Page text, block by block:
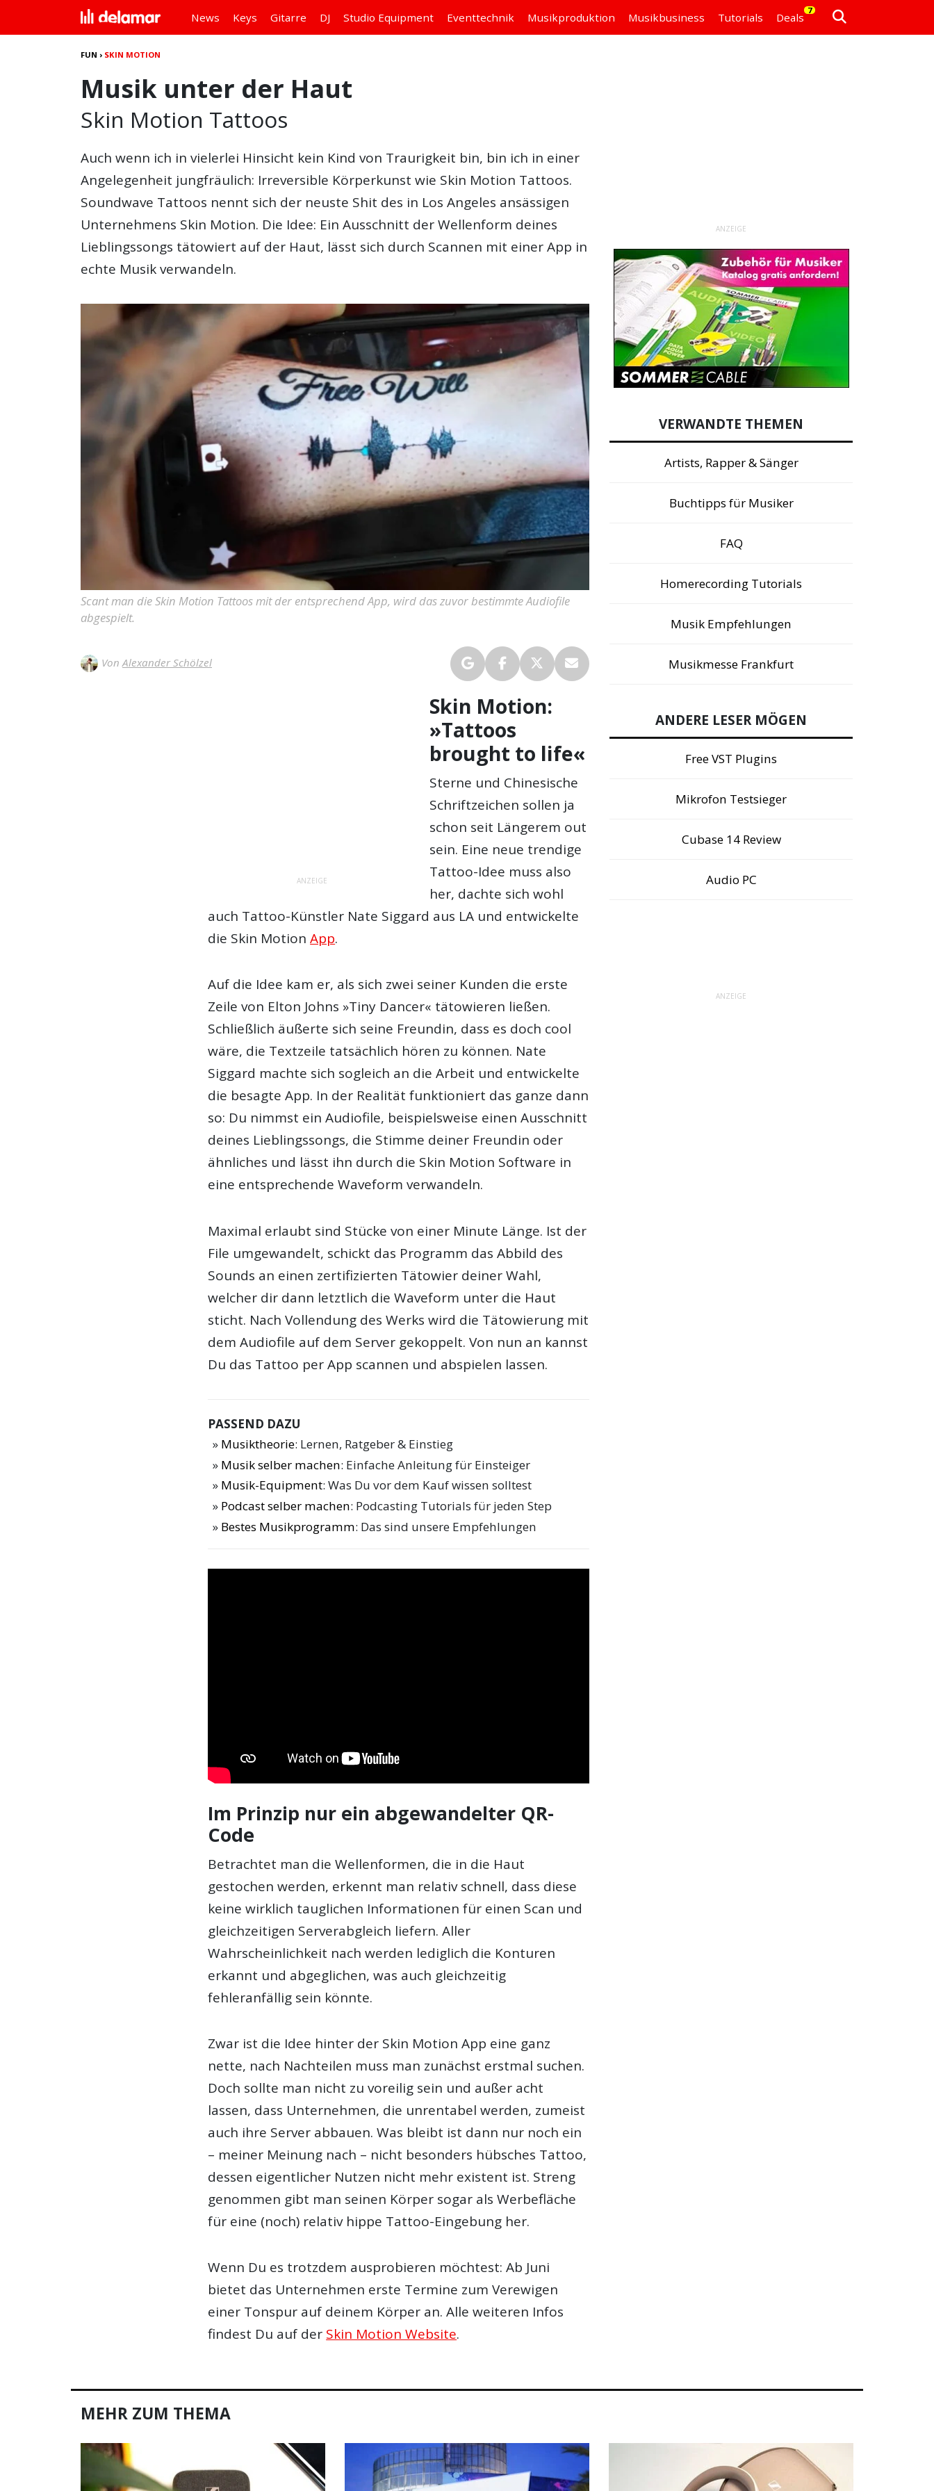
News Keys Gitarre DJ Studio Equipment Eventtechnik Musikproduktion Musikbusiness Tutorials Deals
7
FUN › SKIN MOTION
Musik unter der Haut
Skin Motion Tattoos
Auch wenn ich in vielerlei Hinsicht kein Kind von Traurigkeit bin, bin ich in einer
Angelegenheit jungfräulich: Irreversible Körperkunst wie Skin Motion Tattoos.
Soundwave Tattoos nennt sich der neuste Shit des in Los Angeles ansässigen
Unternehmens Skin Motion. Die Idee: Ein Ausschnitt der Wellenform deines
Lieblingssongs tätowiert auf der Haut, lässt sich durch Scannen mit einer App in
echte Musik verwandeln.
Scant man die Skin Motion Tattoos mit der entsprechend App, wird das zuvor bestimmte Audiofile
abgespielt.
Von Alexander Schölzel
ANZEIGE
Skin Motion:
»Tattoos
brought to life«
Sterne und Chinesische
Schriftzeichen sollen ja
schon seit Längerem out
sein. Eine neue trendige
Tattoo-Idee muss also
her, dachte sich wohl
auch Tattoo-Künstler Nate Siggard aus LA und entwickelte
die Skin MotionApp.
Auf die Idee kam er, als sich zwei seiner Kunden die erste
Zeile von Elton Johns »Tiny Dancer« tätowieren ließen.
Schließlich äußerte sich seine Freundin, dass es doch cool
wäre, die Textzeile tatsächlich hören zu können. Nate
Siggard machte sich sogleich an die Arbeit und entwickelte
die besagte App. In der Realität funktioniert das ganze dann
so: Du nimmst ein Audiofile, beispielsweise einen Ausschnitt
deines Lieblingssongs, die Stimme deiner Freundin oder
ähnliches und lässt ihn durch die Skin Motion Software in
eine entsprechende Waveform verwandeln.
Maximal erlaubt sind Stücke von einer Minute Länge. Ist der
File umgewandelt, schickt das Programm das Abbild des
Sounds an einen zertifizierten Tätowier deiner Wahl,
welcher dir dann letztlich die Waveform unter die Haut
sticht. Nach Vollendung des Werks wird die Tätowierung mit
dem Audiofile auf dem Server gekoppelt. Von nun an kannst
Du das Tattoo per App scannen und abspielen lassen.
PASSEND DAZU
Musiktheorie: Lernen, Ratgeber & Einstieg
Musik selber machen: Einfache Anleitung für Einsteiger
Musik-Equipment: Was Du vor dem Kauf wissen solltest
Podcast selber machen: Podcasting Tutorials für jeden Step
Bestes Musikprogramm: Das sind unsere Empfehlungen
Im Prinzip nur ein abgewandelter QR-
Code
Betrachtet man die Wellenformen, die in die Haut
gestochen werden, erkennt man relativ schnell, dass diese
keine wirklich tauglichen Informationen für einen Scan und
gleichzeitigen Serverabgleich liefern. Aller
Wahrscheinlichkeit nach werden lediglich die Konturen
erkannt und abgeglichen, was auch gleichzeitig
fehleranfällig sein könnte.
Zwar ist die Idee hinter der Skin Motion App eine ganz
nette, nach Nachteilen muss man zunächst erstmal suchen.
Doch sollte man nicht zu voreilig sein und außer acht
lassen, dass Unternehmen, die unrentabel werden, zumeist
auch ihre Server abbauen. Was bleibt ist dann nur noch ein
– meiner Meinung nach – nicht besonders hübsches Tattoo,
dessen eigentlicher Nutzen nicht mehr existent ist. Streng
genommen gibt man seinen Körper sogar als Werbefläche
für eine (noch) relativ hippe Tattoo-Eingebung her.
Wenn Du es trotzdem ausprobieren möchtest: Ab Juni
bietet das Unternehmen erste Termine zum Verewigen
einer Tonspur auf deinem Körper an. Alle weiteren Infos
findest Du auf der Skin Motion Website.
ANZEIGE
VERWANDTE THEMEN
Artists, Rapper & Sänger
Buchtipps für Musiker
FAQ
Homerecording Tutorials
Musik Empfehlungen
Musikmesse Frankfurt
ANDERE LESER MÖGEN
Free VST Plugins
Mikrofon Testsieger
Cubase 14 Review
Audio PC
ANZEIGE
MEHR ZUM THEMA